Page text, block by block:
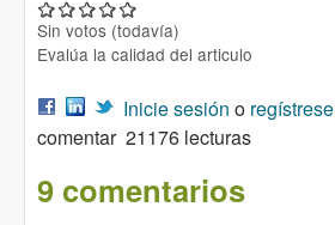
Sin votos (todavía)
Evalúa la calidad del articulo
Inicie sesión o regístrese
comentar 21176 lecturas
9 comentarios